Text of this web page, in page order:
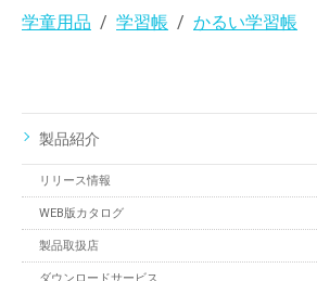
学童用品 学習帳 かるい学習帳
製品紹介
リリース情報
WEB版カタログ
製品取扱店